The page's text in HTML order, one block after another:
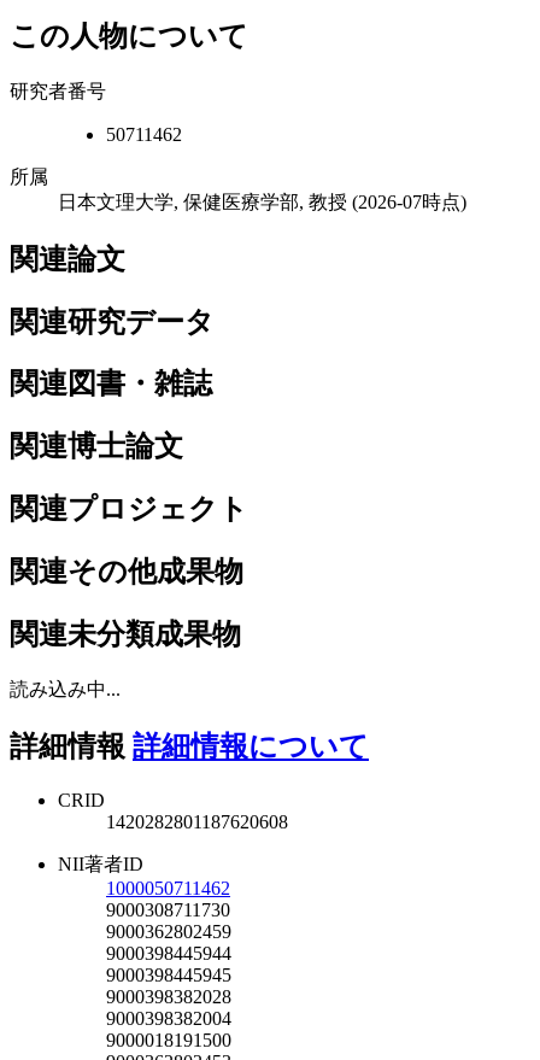
この人物について
研究者番号
50711462
所属
日本文理大学, 保健医療学部, 教授 (2026-07時点)
関連論文
関連研究データ
関連図書・雑誌
関連博士論文
関連プロジェクト
関連その他成果物
関連未分類成果物
読み込み中...
詳細情報 詳細情報について
CRID
1420282801187620608
NII著者ID
1000050711462
9000308711730
9000362802459
9000398445944
9000398445945
9000398382028
9000398382004
9000018191500